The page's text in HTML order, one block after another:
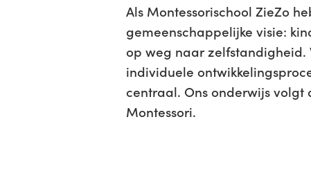
Als Montessorischool ZieZo
gemeenschappelijke visie:
op weg naar zelfstandigheid.
individuele
centraal. Ons onderwijs volgt
Montessori.